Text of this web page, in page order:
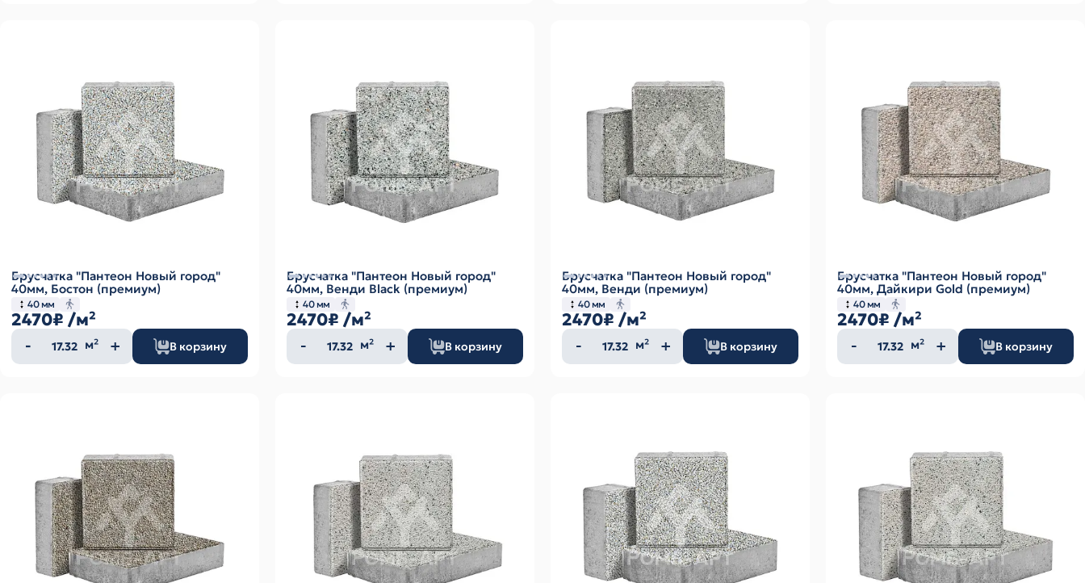
Брусчатка "Пантеон Новый город"
40мм, Бостон (премиум)
40 мм
2470₽ /м²
Количество
товара
м² В корзину
Брусчатка "Пантеон Новый город"
40мм, Венди Black (премиум)
40 мм
2470₽ /м²
Количество
товара
м² В корзину
Брусчатка "Пантеон Новый город"
40мм, Венди (премиум)
40 мм
2470₽ /м²
Количество
товара
м² В корзину
Брусчатка "Пантеон Новый город"
40мм, Дайкири Gold (премиум)
40 мм
2470₽ /м²
Количество
товара
м² В корзину